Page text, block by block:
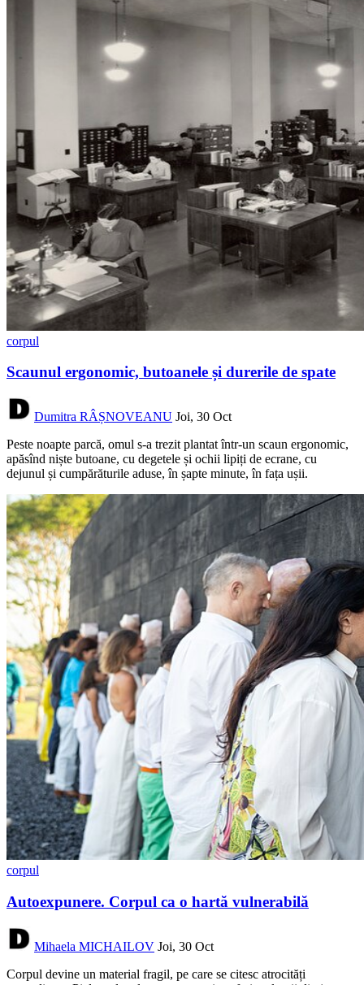
corpul
Scaunul ergonomic, butoanele și durerile de spate
Dumitra RÂȘNOVEANU Joi, 30 Oct
Peste noapte parcă, omul s-a trezit plantat într-un scaun ergonomic,
apăsînd niște butoane, cu degetele și ochii lipiți de ecrane, cu
dejunul și cumpărăturile aduse, în șapte minute, în fața ușii.
corpul
Autoexpunere. Corpul ca o hartă vulnerabilă
Mihaela MICHAILOV Joi, 30 Oct
Corpul devine un material fragil, pe care se citesc atrocități